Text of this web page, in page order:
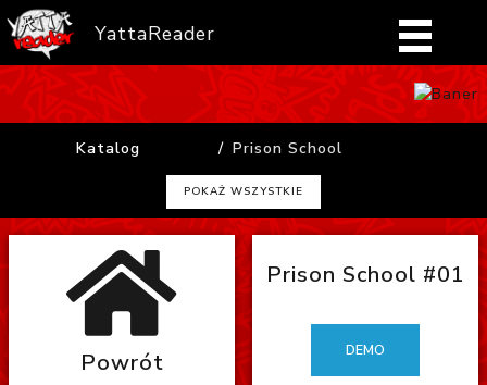
YattaReader
Pobierz
Mangi
Zaloguj się
Katalog Prison School
POKAŻ WSZYSTKIE
Powrót
Prison School #01
DEMO